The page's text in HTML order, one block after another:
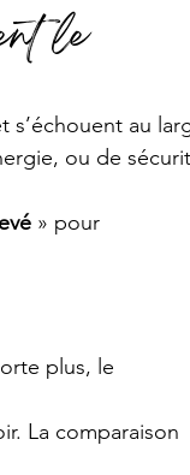
le
s’échouent au
ou de
» pour
plus, le
La comparaison